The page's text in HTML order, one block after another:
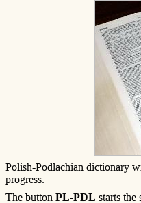
Polish-Podlachian dictionary
progress.
The button PL-PDL starts the